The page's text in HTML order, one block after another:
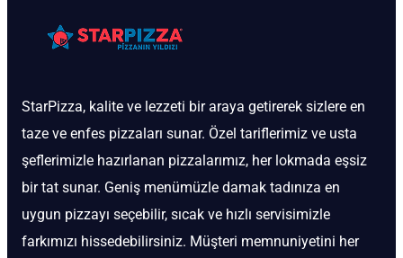
StarPizza, kalite ve lezzeti bir araya getirerek sizlere en
taze ve enfes pizzaları sunar. Özel tariflerimiz ve usta
şeflerimizle hazırlanan pizzalarımız, her lokmada eşsiz
bir tat sunar. Geniş menümüzle damak tadınıza en
uygun pizzayı seçebilir, sıcak ve hızlı servisimizle
farkımızı hissedebilirsiniz. Müşteri memnuniyetini her